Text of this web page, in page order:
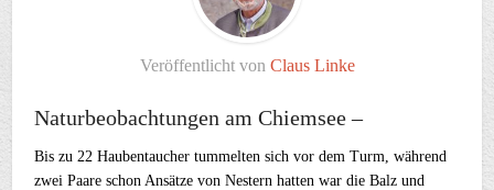
Veröffentlicht von Claus Linke
Naturbeobachtungen am Chiemsee –
Bis zu 22 Haubentaucher tummelten sich vor dem Turm, während
zwei Paare schon Ansätze von Nestern hatten war die Balz und